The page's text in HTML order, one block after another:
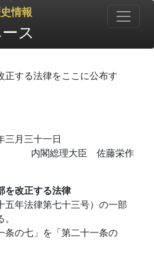
情報
ス
正する法律をここに公布す
三月三十一日
内閣総理大臣 佐藤栄作
を改正する法律
五年法律第七十三号）の一部
条の七」を「第二十一条の